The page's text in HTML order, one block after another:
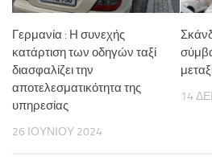
Γερμανία : Η συνεχής
κατάρτιση των οδηγών ταξί
διασφαλίζει την
αποτελεσματικότητα της
υπηρεσίας
26 ΙΟΥΝΊΟΥ 2024
14